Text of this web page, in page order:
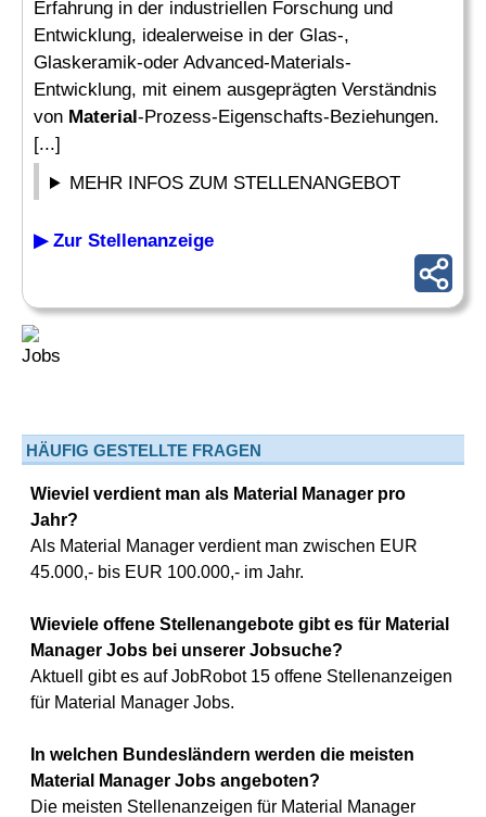
Erfahrung in der industriellen Forschung und
Entwicklung, idealerweise in der Glas-,
Glaskeramik-oder Advanced-Materials-
Entwicklung, mit einem ausgeprägten Verständnis
von Material-Prozess-Eigenschafts-Beziehungen.
[...]
MEHR INFOS ZUM STELLENANGEBOT
▶ Zur Stellenanzeige
HÄUFIG GESTELLTE FRAGEN
Wieviel verdient man als Material Manager pro
Jahr?
Als Material Manager verdient man zwischen EUR
45.000,- bis EUR 100.000,- im Jahr.
Wieviele offene Stellenangebote gibt es für Material
Manager Jobs bei unserer Jobsuche?
Aktuell gibt es auf JobRobot 15 offene Stellenanzeigen
für Material Manager Jobs.
In welchen Bundesländern werden die meisten
Material Manager Jobs angeboten?
Die meisten Stellenanzeigen für Material Manager